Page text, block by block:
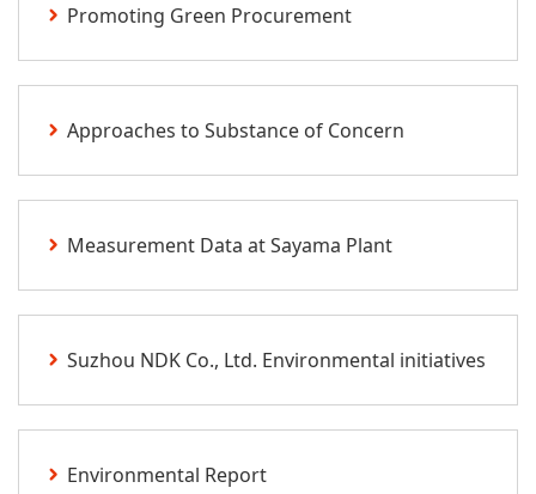
Promoting Green Procurement
Approaches to Substance of Concern
Measurement Data at Sayama Plant
Suzhou NDK Co., Ltd. Environmental initiatives
Environmental Report